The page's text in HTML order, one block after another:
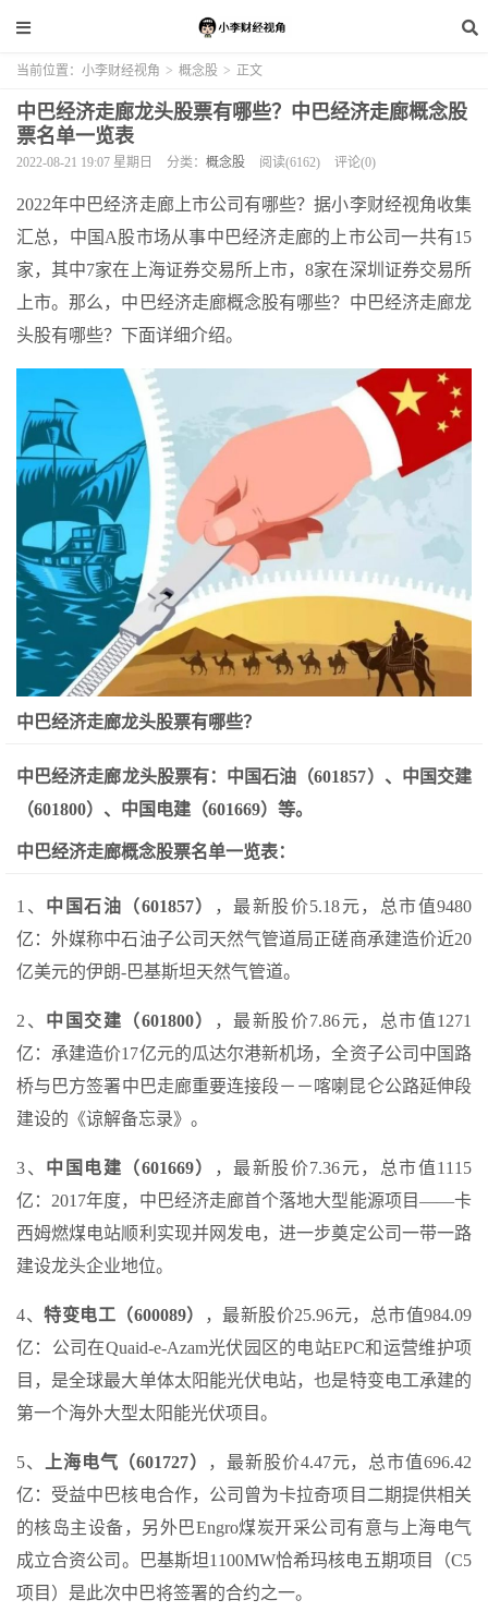
当前位置： 小李财经视角 > 概念股 > 正文
中巴经济走廊龙头股票有哪些？中巴经济走廊概念股
票名单一览表
2022-08-21 19:07 星期日 分类： 概念股 阅读(6162) 评论(0)
2022年中巴经济走廊上市公司有哪些？据小李财经视角收集
汇总，中国A股市场从事中巴经济走廊的上市公司一共有15
家，其中7家在上海证券交易所上市，8家在深圳证券交易所
上市。那么，中巴经济走廊概念股有哪些？中巴经济走廊龙
头股有哪些？下面详细介绍。
中巴经济走廊龙头股票有哪些？
中巴经济走廊龙头股票有：中国石油（601857）、中国交建
（601800）、中国电建（601669）等。
中巴经济走廊概念股票名单一览表：
1、 中国石油（601857）
，最新股价5.18元，总市值9480
亿：外媒称中石油子公司天然气管道局正磋商承建造价近20
亿美元的伊朗-巴基斯坦天然气管道。
2、 中国交建（601800）
，最新股价7.86元，总市值1271
亿：承建造价17亿元的瓜达尔港新机场，全资子公司中国路
桥与巴方签署中巴走廊重要连接段－－喀喇昆仑公路延伸段
建设的《谅解备忘录》。
3、 中国电建（601669）
，最新股价7.36元，总市值1115
亿：2017年度，中巴经济走廊首个落地大型能源项目——卡
西姆燃煤电站顺利实现并网发电，进一步奠定公司一带一路
建设龙头企业地位。
4、 特变电工（600089）
，最新股价25.96元，总市值984.09
亿：公司在Quaid-e-Azam光伏园区的电站EPC和运营维护项
目，是全球最大单体太阳能光伏电站，也是特变电工承建的
第一个海外大型太阳能光伏项目。
5、 上海电气（601727）
，最新股价4.47元，总市值696.42
亿：受益中巴核电合作，公司曾为卡拉奇项目二期提供相关
的核岛主设备，另外巴Engro煤炭开采公司有意与上海电气
成立合资公司。巴基斯坦1100MW恰希玛核电五期项目（C5
项目）是此次中巴将签署的合约之一。